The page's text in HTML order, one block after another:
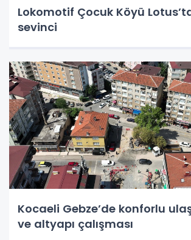
Lokomotif Çocuk Köyü
sevinci
Kocaeli Gebze’de konforlu
ve altyapı çalışması